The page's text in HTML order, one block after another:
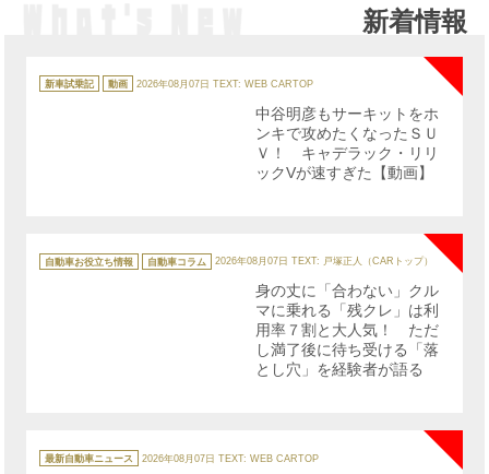
新着情報
テ
ゴ
新車試乗記 動画 2026年08月07日 TEXT: WEB CARTOP
NEW
中谷明彦もサーキットをホ
ンキで攻めたくなったＳＵ
Ｖ！ キャデラック・リリ
ックVが速すぎた【動画】
テ
ゴ
自動車お役立ち情報 自動車コラム 2026年08月07日 TEXT: 戸塚正人（CARトップ）
身の丈に「合わない」クル
マに乗れる「残クレ」は利
用率７割と大人気！ ただ
し満了後に待ち受ける「落
とし穴」を経験者が語る
テ
ゴ
最新自動車ニュース 2026年08月07日 TEXT: WEB CARTOP